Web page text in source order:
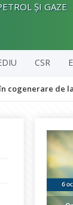
ȘI GAZE
CSR
de la CET